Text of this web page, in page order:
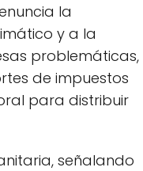
la
y a la
problemáticas,
de impuestos
para distribuir
señalando